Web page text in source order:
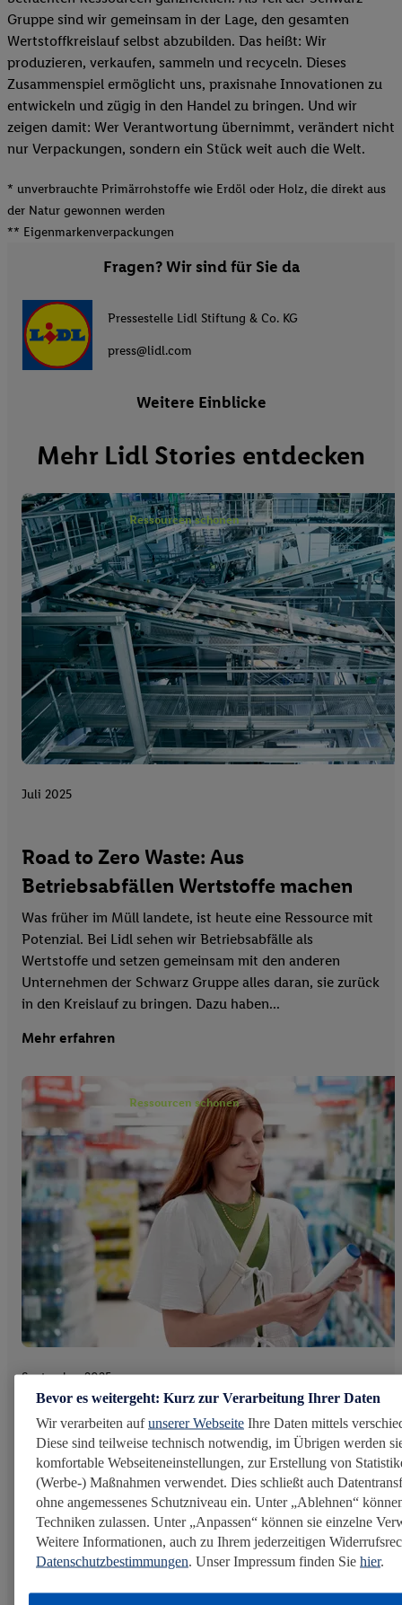
Gruppe sind wir gemeinsam in der Lage, den gesamten
Wertstoffkreislauf selbst abzubilden. Das heißt: Wir
produzieren, verkaufen, sammeln und recyceln. Dieses
Zusammenspiel ermöglicht uns, praxisnahe Innovationen zu
entwickeln und zügig in den Handel zu bringen. Und wir
zeigen damit: Wer Verantwortung übernimmt, verändert nicht
nur Verpackungen, sondern ein Stück weit auch die Welt.
* unverbrauchte Primärrohstoffe wie Erdöl oder Holz, die direkt aus
der Natur gewonnen werden
** Eigenmarkenverpackungen
Fragen? Wir sind für Sie da
Pressestelle Lidl Stiftung & Co. KG
press@lidl.com
Weitere Einblicke
Mehr Lidl Stories entdecken
Ressourcen schonen
Juli 2025
Road to Zero Waste: Aus
Betriebsabfällen Wertstoffe machen
Was früher im Müll landete, ist heute eine Ressource mit
Potenzial. Bei Lidl sehen wir Betriebsabfälle als
Wertstoffe und setzen gemeinsam mit den anderen
Unternehmen der Schwarz Gruppe alles daran, sie zurück
in den Kreislauf zu bringen. Dazu haben...
Mehr erfahren
Ressourcen schonen
September 2025
Kreislauffähige
Eigenmarkenverpackungen
Kunststoffe aus dem Gelben Sack werden bei uns zur
Shampoo-Flasche: Mit innovativen Recyclingprozessen
und gezieltem Rezyklateinsatz gestalten wir unsere
Eigenmarkenverpackungen immer kreislauffähiger – für
Bevor es weitergeht: Kurz zur Verarbeitung Ihrer Daten
Wir verarbeiten aufunserer Webseite Ihre Daten mittels
Diese sind teilweise technisch notwendig, im Übrigen werden
komfortable Webseiteneinstellungen, zur Erstellung von
(Werbe-) Maßnahmen verwendet. Dies schließt auch
ohne angemessenes Schutzniveau ein. Unter „Ablehnen“
Techniken zulassen. Unter „Anpassen“ können sie einzelne
Weitere Informationen, auch zu Ihrem jederzeitigen
Datenschutzbestimmungen . Unser Impressum finden Sie hier.